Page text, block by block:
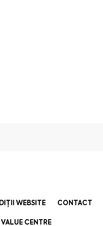
WEBSITE CONTACT
CENTRE